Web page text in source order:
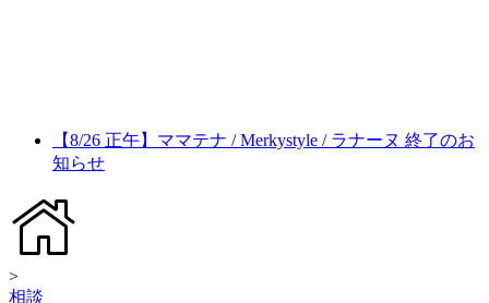
【8/26 正午】ママテナ / Merkystyle / ラナーヌ 終了のお
知らせ
>
相談